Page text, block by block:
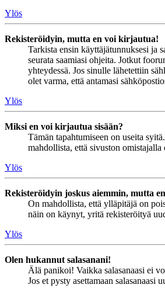
Ylös
Rekisteröidyin, mutta en voi kirjautua!
Tarkista ensin käyttäjätunnuksesi ja
seurata saamiasi ohjeita. Jotkut
yhteydessä. Jos sinulle lähetettiin
olet varma, että antamasi
Ylös
Miksi en voi kirjautua sisään?
Tämän tapahtumiseen on useita
mahdollista, että sivuston omistajalla
Ylös
Rekisteröidyin joskus aiemmin, mutta
On mahdollista, että ylläpitäjä on
näin on käynyt, yritä rekisteröityä
Ylös
Olen hukannut salasanani!
Älä panikoi! Vaikka salasanaasi ei
Jos et pysty asettamaan